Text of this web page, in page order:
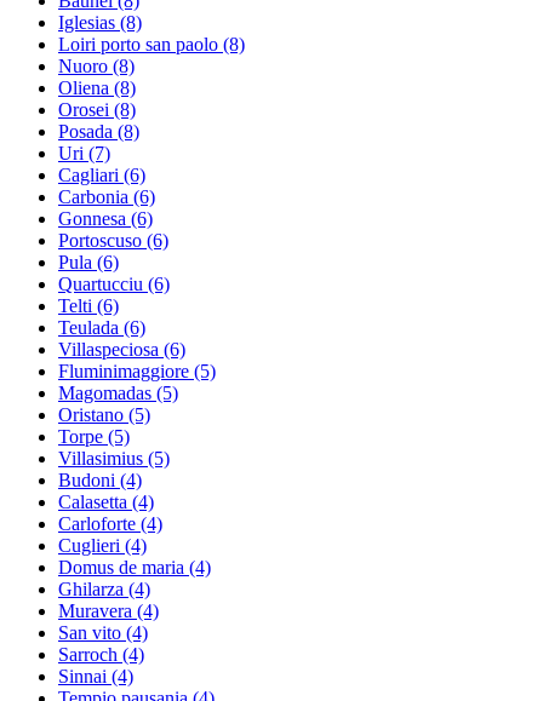
Iglesias (8)
Loiri porto san paolo (8)
Nuoro (8)
Oliena (8)
Orosei (8)
Posada (8)
Uri (7)
Cagliari (6)
Carbonia (6)
Gonnesa (6)
Portoscuso (6)
Pula (6)
Quartucciu (6)
Telti (6)
Teulada (6)
Villaspeciosa (6)
Fluminimaggiore (5)
Magomadas (5)
Oristano (5)
Torpe (5)
Villasimius (5)
Budoni (4)
Calasetta (4)
Carloforte (4)
Cuglieri (4)
Domus de maria (4)
Ghilarza (4)
Muravera (4)
San vito (4)
Sarroch (4)
Sinnai (4)